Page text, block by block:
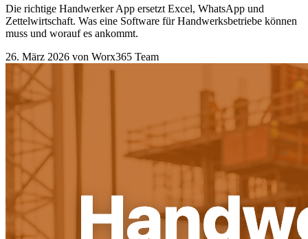
Die richtige Handwerker App ersetzt Excel, WhatsApp und
Zettelwirtschaft. Was eine Software für Handwerksbetriebe können
muss und worauf es ankommt.
26. März 2026 von Worx365 Team